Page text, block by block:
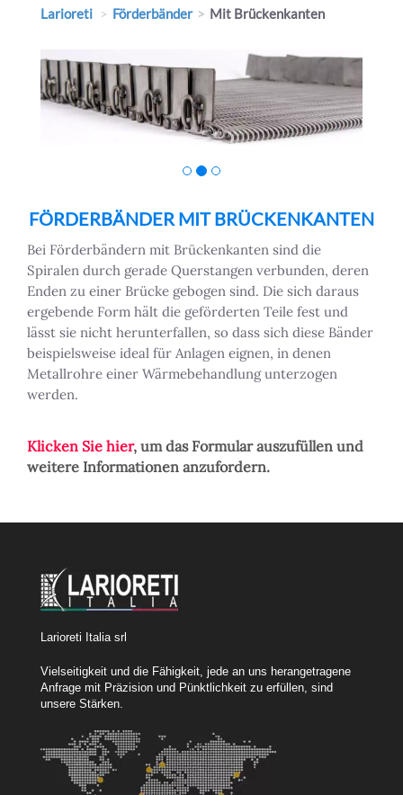
Larioreti Förderbänder Mit Brückenkanten
FÖRDERBÄNDER MIT BRÜCKENKANTEN
Bei Förderbändern mit Brückenkanten sind die
Spiralen durch gerade Querstangen verbunden, deren
Enden zu einer Brücke gebogen sind. Die sich daraus
ergebende Form hält die geförderten Teile fest und
lässt sie nicht herunterfallen, so dass sich diese Bänder
beispielsweise ideal für Anlagen eignen, in denen
Metallrohre einer Wärmebehandlung unterzogen
werden.
Klicken Sie hier, um das Formular auszufüllen und
weitere Informationen anzufordern.
Larioreti Italia srl
Vielseitigkeit und die Fähigkeit, jede an uns herangetragene
Anfrage mit Präzision und Pünktlichkeit zu erfüllen, sind
unsere Stärken.